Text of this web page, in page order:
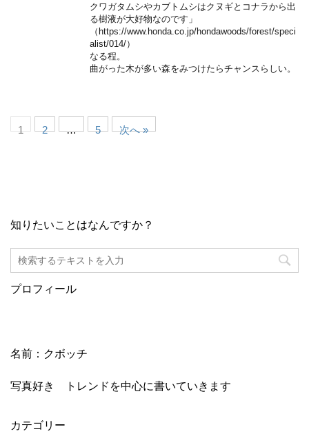
クワガタムシやカブトムシはクヌギとコナラから出
る樹液が大好物なのです」
（https://www.honda.co.jp/hondawoods/forest/speci
alist/014/）
なる程。
曲がった木が多い森をみつけたらチャンスらしい。
1 2 … 5 次へ »
知りたいことはなんですか？
プロフィール
名前：クボッチ
写真好き トレンドを中心に書いていきます
カテゴリー